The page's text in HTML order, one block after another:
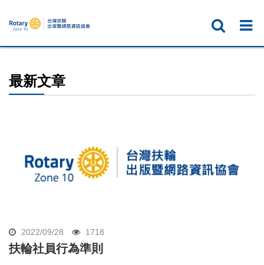
最新文章
2022/09/28 1718
扶輪社員行為準則